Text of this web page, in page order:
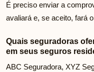
É preciso enviar a
avaliará e, se aceito, fará
Quais seguradoras
em seus seguros
ABC Seguradora, XYZ